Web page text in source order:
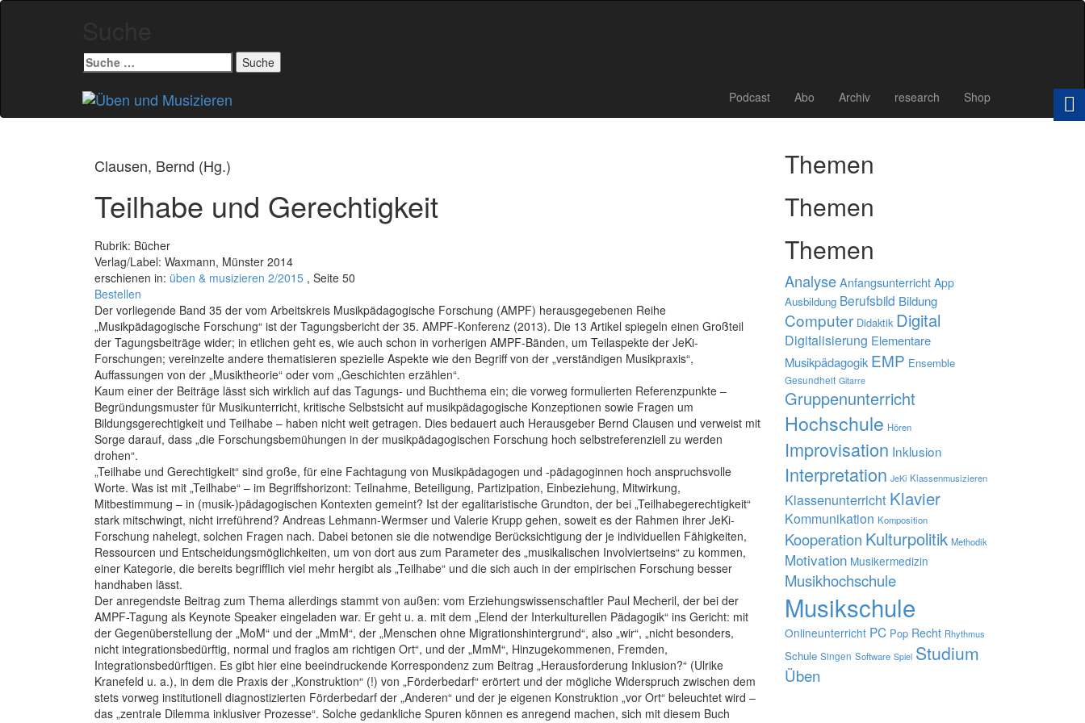
Suche
nach:
springen
Podcast Abo Archiv research Shop
Clausen, Bernd (Hg.)
Teilhabe und Gerechtigkeit
Rubrik: Bücher
Verlag/Label: Waxmann, Münster 2014
erschienen in: üben & musizieren 2/2015 , Seite 50
Bestellen
Der vorliegende Band 35 der vom Arbeitskreis Musikpädagogische Forschung (AMPF) herausgegebenen Reihe
„Musikpädagogische Forschung“ ist der Tagungsbericht der 35. AMPF-Konferenz (2013). Die 13 Artikel spiegeln einen Großteil
der Tagungsbeiträge wider; in etlichen geht es, wie auch schon in vorherigen AMPF-Bänden, um Teilaspekte der JeKi-
Forschungen; vereinzelte andere thematisieren spezielle Aspekte wie den Begriff von der „verständigen Musikpraxis“,
Auffassungen von der „Musiktheorie“ oder vom „Geschichten erzählen“.
Kaum einer der Beiträge lässt sich wirklich auf das Tagungs- und Buchthema ein; die vorweg formulierten Referenzpunkte –
Begründungsmuster für Musikunterricht, kritische Selbstsicht auf musikpädagogische Konzeptionen sowie Fragen um
Bildungsgerechtigkeit und Teilhabe – haben nicht weit getragen. Dies bedauert auch Herausgeber Bernd Clausen und verweist mit
Sorge darauf, dass „die Forschungsbemühungen in der musikpädagogischen Forschung hoch selbstreferenziell zu werden
drohen“.
„Teilhabe und Gerechtigkeit“ sind große, für eine Fachtagung von Musikpädagogen und -pädagoginnen hoch anspruchsvolle
Worte. Was ist mit „Teilhabe“ – im Begriffshorizont: Teilnahme, Beteiligung, Partizipation, Einbeziehung, Mitwirkung,
Mitbestimmung – in (musik-)pädagogischen Kontexten gemeint? Ist der egalitaristische Grundton, der bei „Teilhabegerechtigkeit“
stark mitschwingt, nicht irreführend? Andreas Lehmann-Wermser und Valerie Krupp gehen, soweit es der Rahmen ihrer JeKi-
Forschung nahelegt, solchen Fragen nach. Dabei betonen sie die notwendige Berücksichtigung der je individuellen Fähigkeiten,
Ressourcen und Entscheidungsmöglichkeiten, um von dort aus zum Parameter des „musikalischen Involviertseins“ zu kommen,
einer Kategorie, die bereits begrifflich viel mehr hergibt als „Teilhabe“ und die sich auch in der empirischen Forschung besser
handhaben lässt.
Der anregendste Beitrag zum Thema allerdings stammt von außen: vom Erziehungswissenschaftler Paul Mecheril, der bei der
AMPF-Tagung als Keynote Speaker eingeladen war. Er geht u. a. mit dem „Elend der Interkulturellen Pädagogik“ ins Gericht: mit
der Gegenüberstellung der „MoM“ und der „MmM“, der „Menschen ohne Migrationshintergrund“, also „wir“, „nicht besonders,
nicht integrationsbedürftig, normal und fraglos am richtigen Ort“, und der „MmM“, Hinzugekommenen, Fremden,
Integrationsbedürftigen. Es gibt hier eine beeindruckende Korrespondenz zum Beitrag „Herausforderung Inklusion?“ (Ulrike
Kranefeld u. a.), in dem die Praxis der „Konstruktion“ (!) von „Förderbedarf“ erörtert und der mögliche Widerspruch zwischen dem
stets vorweg institutionell diagnostizierten Förderbedarf der „Anderen“ und der je eigenen Konstruktion „vor Ort“ beleuchtet wird –
das „zentrale Dilemma inklusiver Prozesse“. Solche gedankliche Spuren können es anregend machen, sich mit diesem Buch
Themen
Themen
Themen
AnalyseAnfangsunterricht App
Ausbildung Berufsbild Bildung
Computer Didaktik Digital
Digitalisierung Elementare
Musikpädagogik EMP Ensemble
Gesundheit Gitarre
Gruppenunterricht
Hochschule Hören
Improvisation Inklusion
Interpretation JeKi Klassenmusizieren
Klassenunterricht Klavier
Kommunikation Komposition
Kooperation Kulturpolitik Methodik
Motivation Musikermedizin
Musikhochschule
Musikschule
Onlineunterricht PC Pop Recht Rhythmus
Schule Singen Software Spiel Studium
Üben